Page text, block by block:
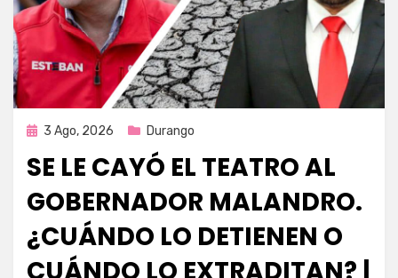
Publicada
3 Ago, 2026 Durango
SE LE CAYÓ EL TEATRO AL
GOBERNADOR MALANDRO.
¿CUÁNDO LO DETIENEN O